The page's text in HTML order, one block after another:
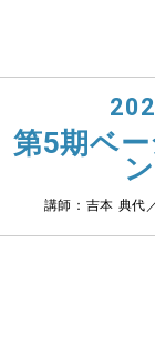
第5期ベ
講師：吉本 典代